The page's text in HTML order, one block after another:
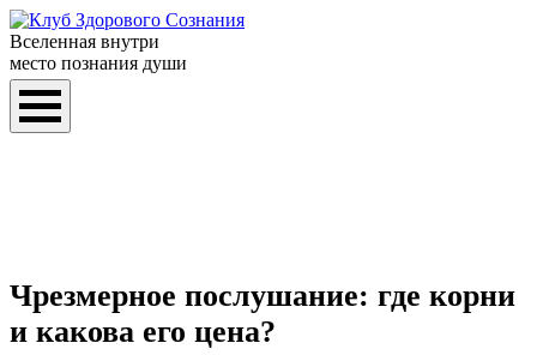
Вселенная внутри
место познания души
Чрезмерное послушание: где корни
и какова его цена?